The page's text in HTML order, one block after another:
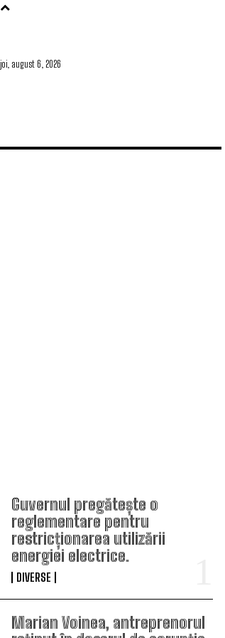
joi, august 6, 2026
Guvernul pregătește o
reglementare pentru
restricționarea utilizării
energiei electrice.
DIVERSE
Marian Voinea, antreprenorul